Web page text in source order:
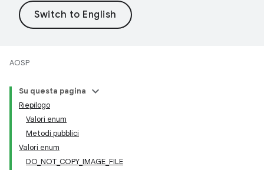
AOSP
Su questa pagina
Riepilogo
Valori enum
Metodi pubblici
Valori enum
DO_NOT_COPY_IMAGE_FILE